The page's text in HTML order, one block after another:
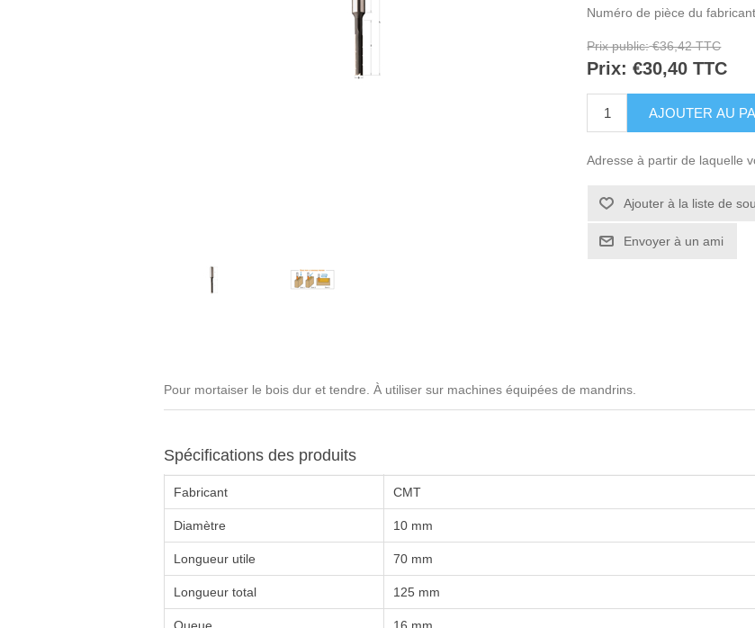
Numéro de pièce du
Prix public: €36,42 TTC
Prix: €30,40 TTC
Adresse à partir de laquelle
Pour mortaiser le bois dur et tendre. À utiliser sur machines équipées de mandrins.
Spécifications des produits
Fabricant CMT
Diamètre 10 mm
Longueur utile 70 mm
Longueur total 125 mm
Queue 16 mm